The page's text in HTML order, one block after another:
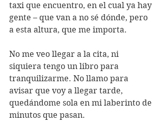
taxi que encuentro, en el cual ya hay
gente – que van a no sé dónde, pero
a esta altura, que me importa.
No me veo llegar a la cita, ni
siquiera tengo un libro para
tranquilizarme. No llamo para
avisar que voy a llegar tarde,
quedándome sola en mi laberinto de
minutos que pasan.